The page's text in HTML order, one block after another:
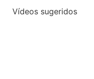
Vídeos sugeridos